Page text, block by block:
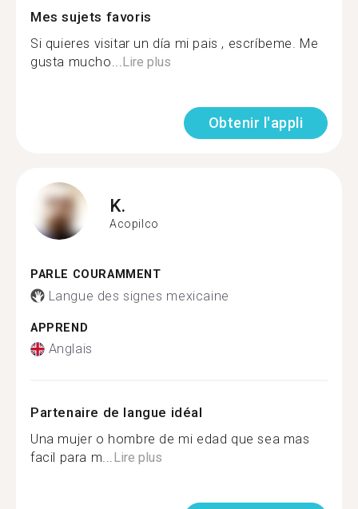
Mes sujets favoris
Si quieres visitar un día mi pais , escríbeme. Me
gusta mucho...Lire plus
Obtenir l'appli
K.
Acopilco
PARLE COURAMMENT
Langue des signes mexicaine
APPREND
Anglais
Partenaire de langue idéal
Una mujer o hombre de mi edad que sea mas
facil para m...Lire plus